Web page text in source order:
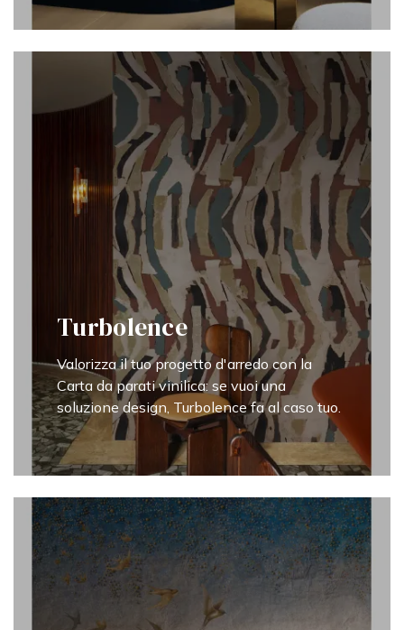
Turbolence
Valorizza il tuo progetto d'arredo con la
Carta da parati vinilica: se vuoi una
soluzione design, Turbolence fa al caso tuo.